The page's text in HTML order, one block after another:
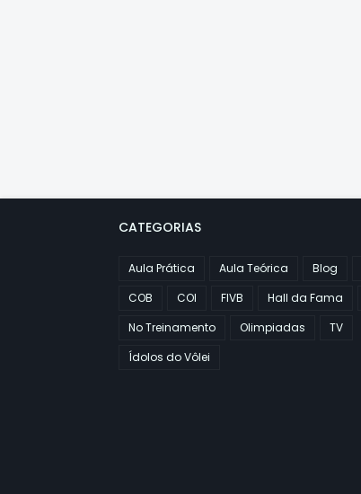
CATEGORIAS
Aula Prática Aula Teórica Blog
COB
COI FIVB Hall da Fama
No Treinamento
Olimpiadas
TV
Ídolos do Vôlei